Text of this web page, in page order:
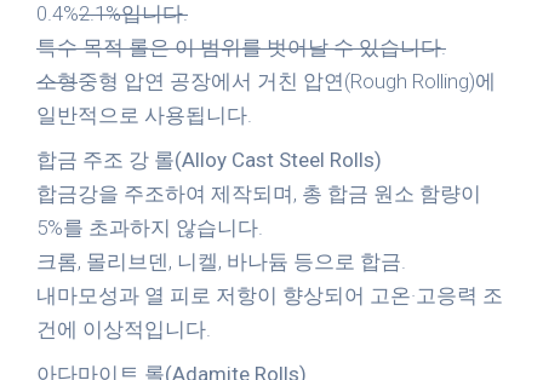
0.4%2.1%입니다.
특수 목적 롤은 이 범위를 벗어날 수 있습니다.
소형중형 압연 공장에서 거친 압연(Rough Rolling)에
일반적으로 사용됩니다.
합금 주조 강 롤(Alloy Cast Steel Rolls)
합금강을 주조하여 제작되며, 총 합금 원소 함량이
5%를 초과하지 않습니다.
크롬, 몰리브덴, 니켈, 바나듐 등으로 합금.
내마모성과 열 피로 저항이 향상되어 고온·고응력 조
건에 이상적입니다.
아다마이트 롤(Adamite Rolls)